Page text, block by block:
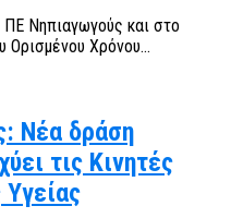
ΠΕ Νηπιαγωγούς και στο
Ορισμένου Χρόνου...
Νέα δράση
τις Κινητές